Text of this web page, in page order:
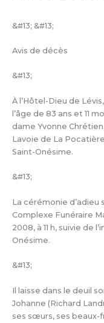
&#13; &#13;
Avis de décès
&#13;
À l’Hôtel-Dieu de
l’âge de 83 ans et 11
dame Yvonne
Lavoie de La
Saint-Onésime.
&#13;
La cérémonie d’adieu
Complexe Funéraire
2008, à 11 h, suivie de
Onésime.
&#13;
Il laisse dans le deuil
Johanne (Richard
ses sœurs, ses